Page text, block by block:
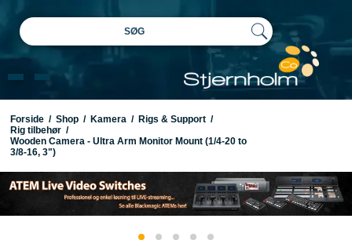
SØG
Forside / Shop / Kamera / Rigs & Support /
Rig tilbehør /
Wooden Camera - Ultra Arm Monitor Mount (1/4-20 to
3/8-16, 3")